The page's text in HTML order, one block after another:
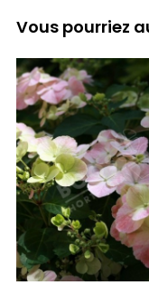
Vous pourriez